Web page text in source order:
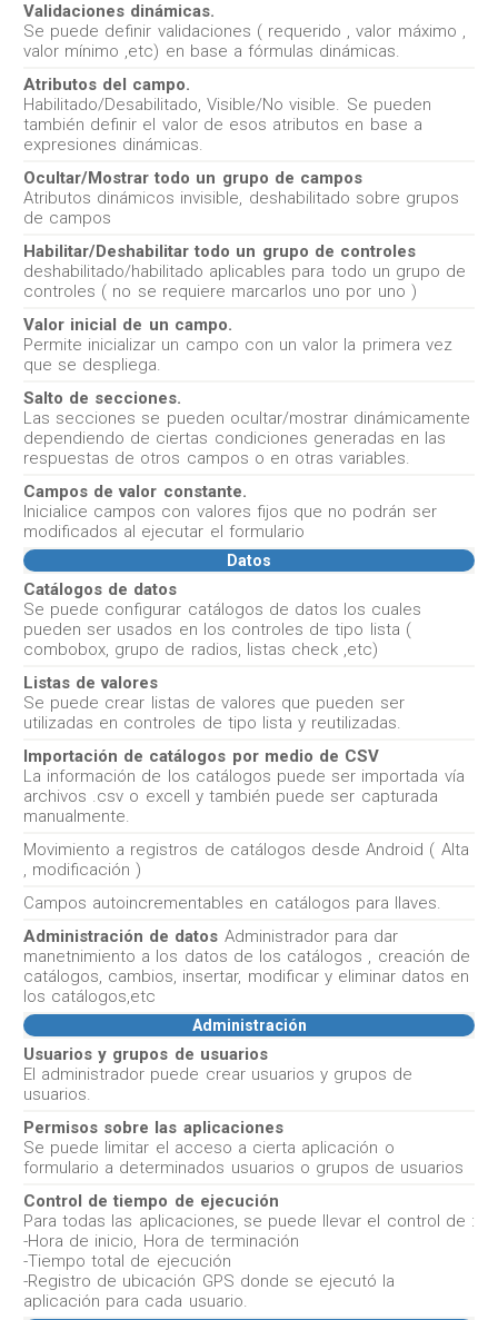
Validaciones dinámicas.
Se puede definir validaciones ( requerido , valor máximo ,
valor mínimo ,etc) en base a fórmulas dinámicas.
Atributos del campo.
Habilitado/Desabilitado, Visible/No visible. Se pueden
también definir el valor de esos atributos en base a
expresiones dinámicas.
Ocultar/Mostrar todo un grupo de campos
Atributos dinámicos invisible, deshabilitado sobre grupos
de campos
Habilitar/Deshabilitar todo un grupo de controles
deshabilitado/habilitado aplicables para todo un grupo de
controles ( no se requiere marcarlos uno por uno )
Valor inicial de un campo.
Permite inicializar un campo con un valor la primera vez
que se despliega.
Salto de secciones.
Las secciones se pueden ocultar/mostrar dinámicamente
dependiendo de ciertas condiciones generadas en las
respuestas de otros campos o en otras variables.
Campos de valor constante.
Inicialice campos con valores fijos que no podrán ser
modificados al ejecutar el formulario
Datos
Catálogos de datos
Se puede configurar catálogos de datos los cuales
pueden ser usados en los controles de tipo lista (
combobox, grupo de radios, listas check ,etc)
Listas de valores
Se puede crear listas de valores que pueden ser
utilizadas en controles de tipo lista y reutilizadas.
Importación de catálogos por medio de CSV
La información de los catálogos puede ser importada vía
archivos .csv o excell y también puede ser capturada
manualmente.
Movimiento a registros de catálogos desde Android ( Alta
, modificación )
Campos autoincrementables en catálogos para llaves.
Administración de datos Administrador para dar
manetnimiento a los datos de los catálogos , creación de
catálogos, cambios, insertar, modificar y eliminar datos en
los catálogos,etc
Administración
Usuarios y grupos de usuarios
El administrador puede crear usuarios y grupos de
usuarios.
Permisos sobre las aplicaciones
Se puede limitar el acceso a cierta aplicación o
formulario a determinados usuarios o grupos de usuarios
Control de tiempo de ejecución
Para todas las aplicaciones, se puede llevar el control de :
-Hora de inicio, Hora de terminación
-Tiempo total de ejecución
-Registro de ubicación GPS donde se ejecutó la
aplicación para cada usuario.